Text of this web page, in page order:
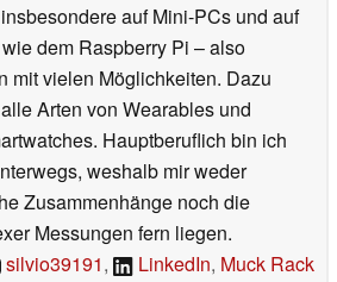
auf Mini-PCs und auf
dem Raspberry Pi – also
mit vielen Möglichkeiten. Dazu
Arten von Wearables und
Hauptberuflich bin ich
weshalb mir weder
Zusammenhänge noch die
Messungen fern liegen.
silvio39191, LinkedIn, Muck Rack